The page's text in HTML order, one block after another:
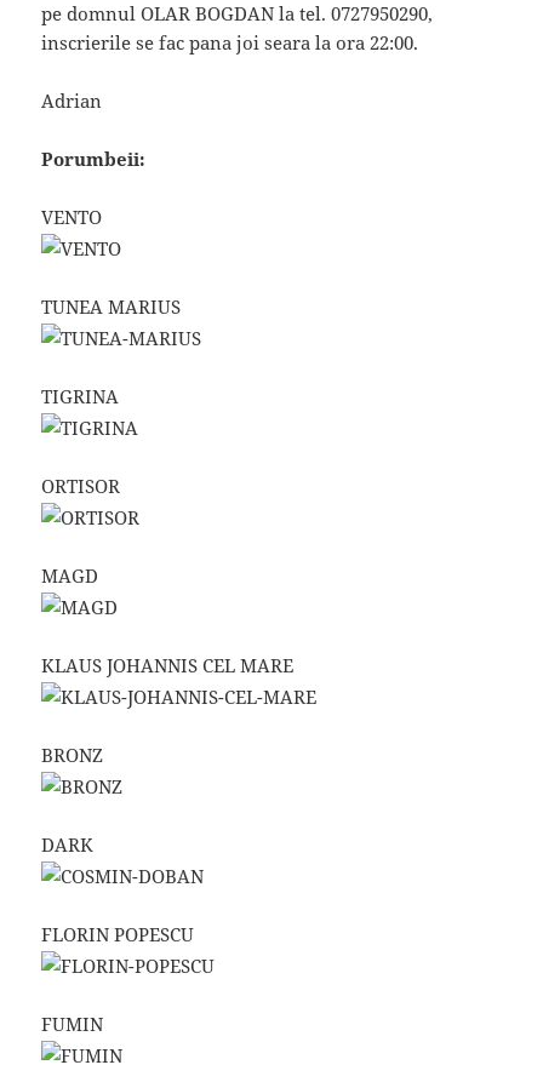
pe domnul OLAR BOGDAN la tel. 0727950290,
inscrierile se fac pana joi seara la ora 22:00.
Adrian
Porumbeii:
VENTO
TUNEA MARIUS
TIGRINA
ORTISOR
MAGD
KLAUS JOHANNIS CEL MARE
BRONZ
DARK
FLORIN POPESCU
FUMIN